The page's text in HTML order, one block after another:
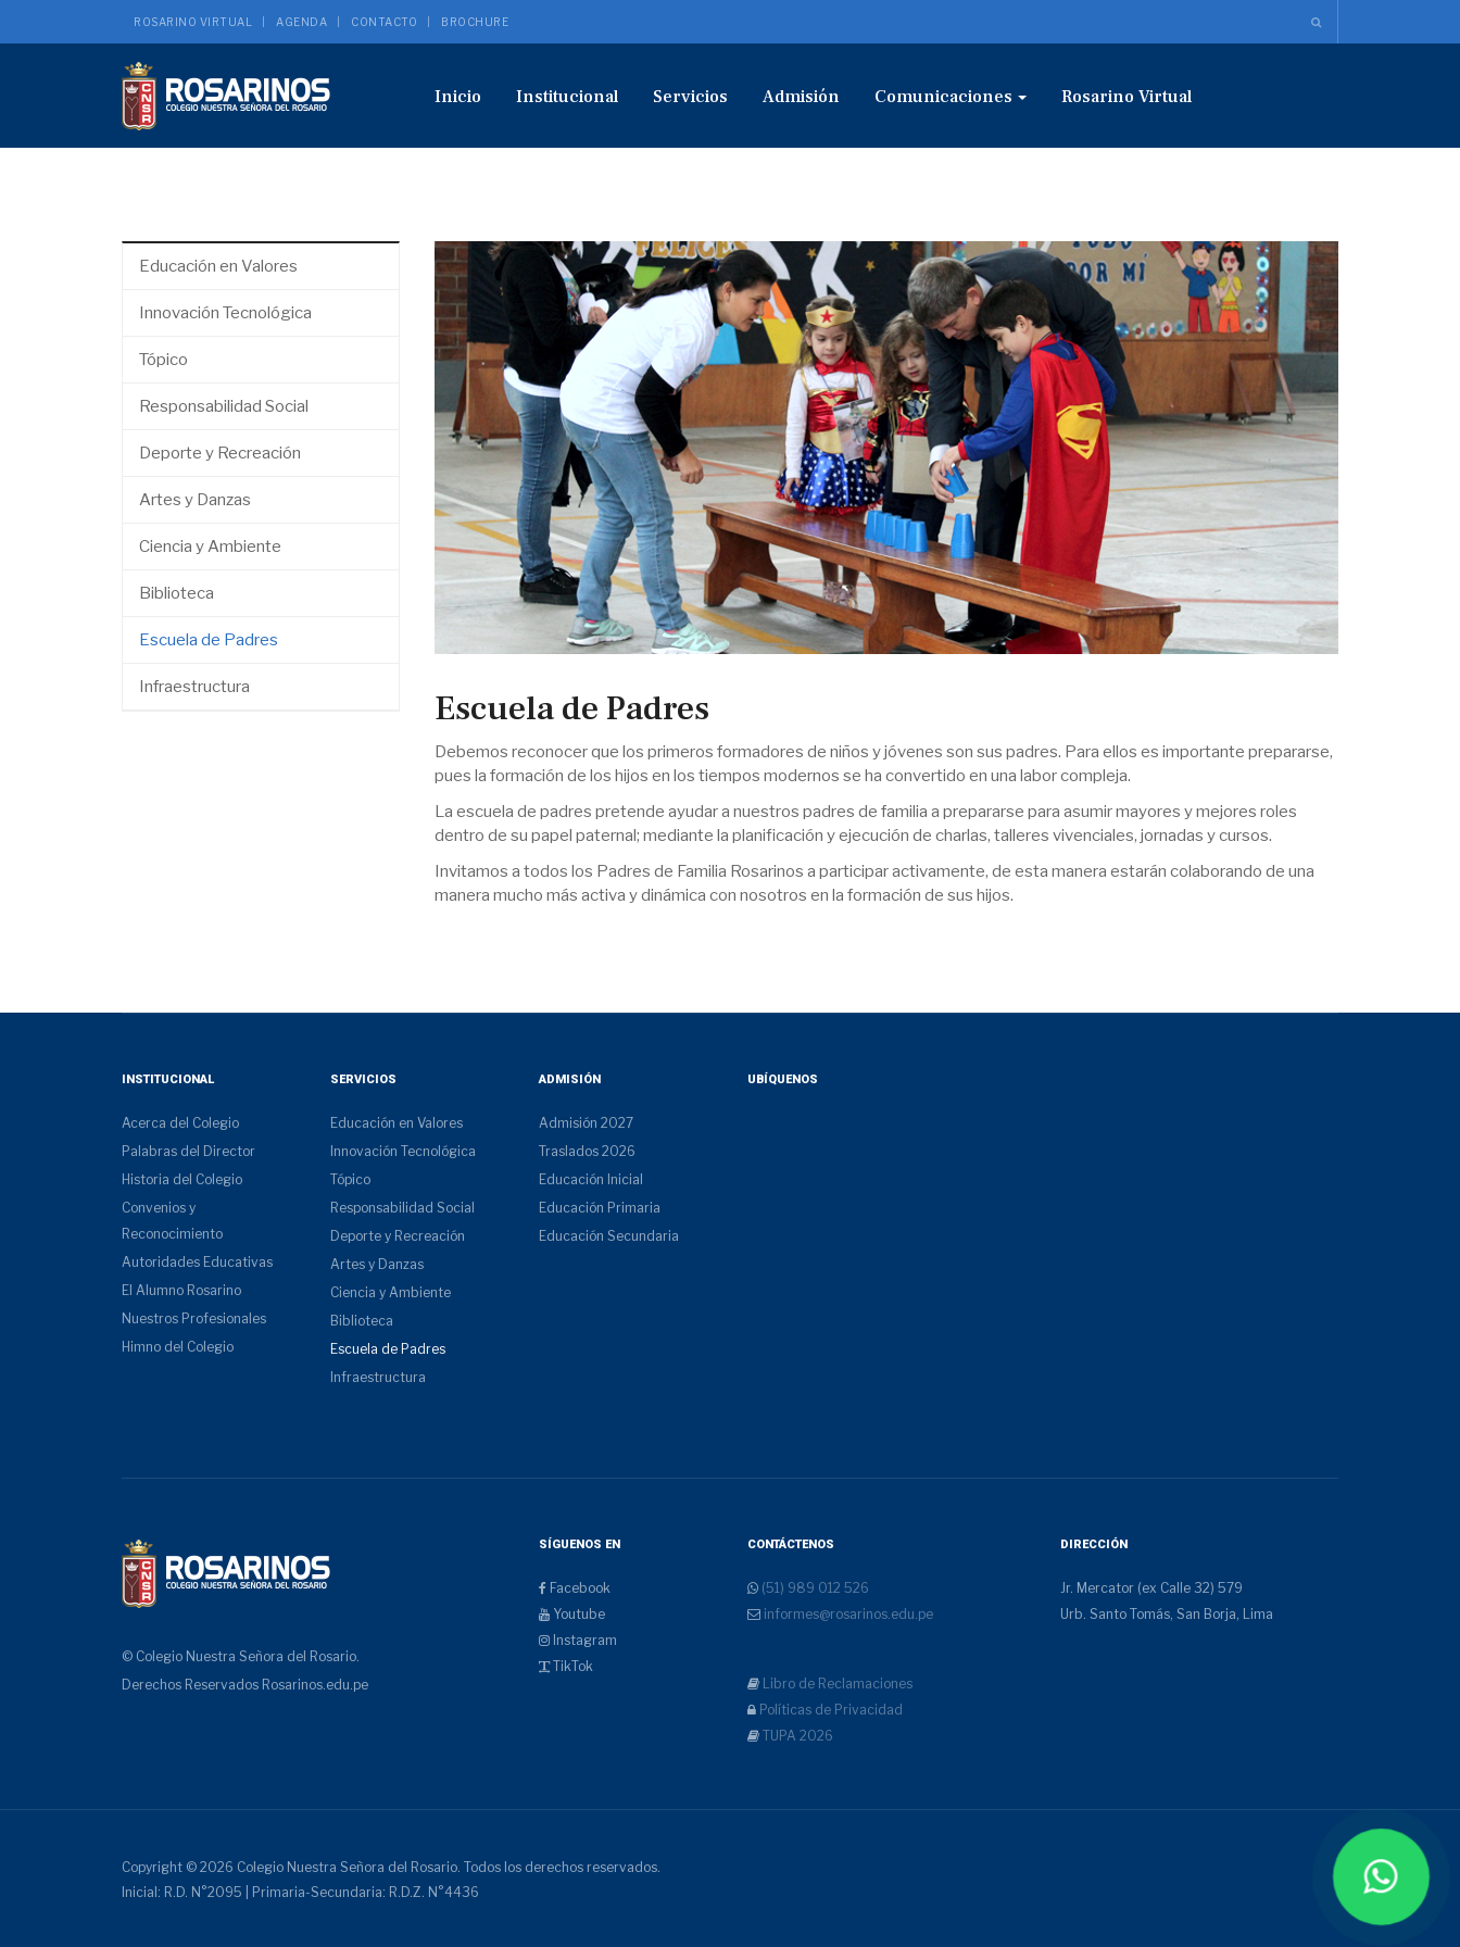
ROSARINO VIRTUAL AGENDA CONTACTO BROCHURE
Inicio Institucional Servicios Admisión Comunicaciones Rosarino Virtual
Escuela de Padres
Debemos reconocer que los primeros formadores de niños y jóvenes son sus padres. Para ellos es importante prepararse,
pues la formación de los hijos en los tiempos modernos se ha convertido en una labor compleja.
La escuela de padres pretende ayudar a nuestros padres de familia a prepararse para asumir mayores y mejores roles
dentro de su papel paternal; mediante la planificación y ejecución de charlas, talleres vivenciales, jornadas y cursos.
Invitamos a todos los Padres de Familia Rosarinos a participar activamente, de esta manera estarán colaborando de una
manera mucho más activa y dinámica con nosotros en la formación de sus hijos.
Educación en Valores
Innovación Tecnológica
Tópico
Responsabilidad Social
Deporte y Recreación
Artes y Danzas
Ciencia y Ambiente
Biblioteca
Escuela de Padres
Infraestructura
INSTITUCIONAL
Acerca del Colegio
Palabras del Director
Historia del Colegio
Convenios y
Reconocimiento
Autoridades Educativas
El Alumno Rosarino
Nuestros Profesionales
Himno del Colegio
SERVICIOS
Educación en Valores
Innovación Tecnológica
Tópico
Responsabilidad Social
Deporte y Recreación
Artes y Danzas
Ciencia y Ambiente
Biblioteca
Escuela de Padres
Infraestructura
ADMISIÓN
Admisión 2027
Traslados 2026
Educación Inicial
Educación Primaria
Educación Secundaria
UBÍQUENOS
© Colegio Nuestra Señora del Rosario.
Derechos Reservados Rosarinos.edu.pe
SÍGUENOS EN
Facebook
Youtube
Instagram
TikTok
CONTÁCTENOS
(51) 989 012 526
informes@rosarinos.edu.pe
Libro de Reclamaciones
Políticas de Privacidad
TUPA 2026
DIRECCIÓN
Jr. Mercator (ex Calle 32) 579
Urb. Santo Tomás, San Borja, Lima
Copyright © 2026 Colegio Nuestra Señora del Rosario. Todos los derechos reservados.
Inicial: R.D. N°2095 | Primaria-Secundaria: R.D.Z. N°4436